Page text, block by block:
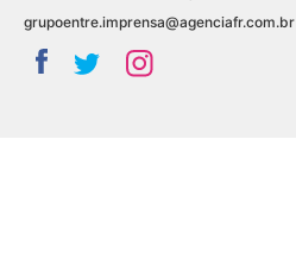
grupoentre.imprensa@agenciafr.com.br